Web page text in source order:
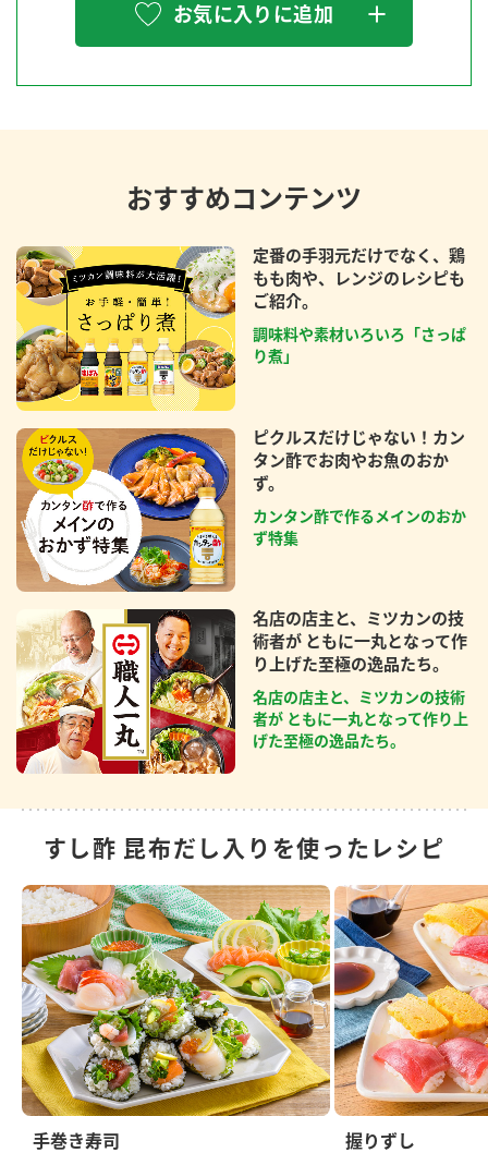
お気に入りに追加
おすすめコンテンツ
定番の手羽元だけでなく、鶏
もも肉や、レンジのレシピも
ご紹介。
調味料や素材いろいろ「さっぱ
り煮」
ピクルスだけじゃない！カン
タン酢でお肉やお魚のおか
ず。
カンタン酢で作るメインのおか
ず特集
名店の店主と、ミツカンの技
術者が ともに一丸となって作
り上げた至極の逸品たち。
名店の店主と、ミツカンの技術
者が ともに一丸となって作り上
げた至極の逸品たち。
すし酢 昆布だし入りを使ったレシピ
手巻き寿司 握りずし